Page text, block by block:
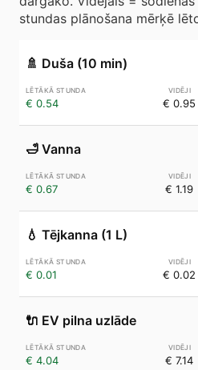
stundas plānošana mērķē
🚿 Duša (10 min)
€ 0.54 € 0.95
🛁 Vanna
€ 0.67 € 1.19
💧 Tējkanna (1 L)
€ 0.01 € 0.02
🔌 EV pilna uzlāde
€ 4.04 € 7.14